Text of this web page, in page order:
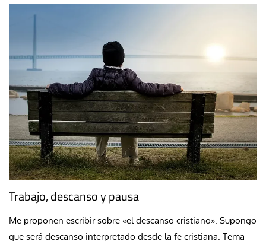
Trabajo, descanso y pausa
Me proponen escribir sobre «el descanso cristiano». Supongo
que será descanso interpretado desde la fe cristiana. Tema